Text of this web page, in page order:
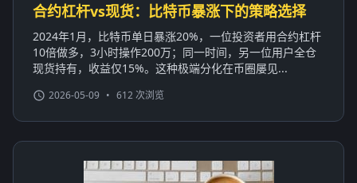
合约杠杆vs现货：比特币暴涨下的策略选择
2024年1月，比特币单日暴涨20%，一位投资者用合约杠杆
10倍做多，3小时操作200万；同一时间，另一位用户全仓
现货持有，收益仅15%。这种极端分化在币圈屡见...
2026-05-09 • 612 次浏览